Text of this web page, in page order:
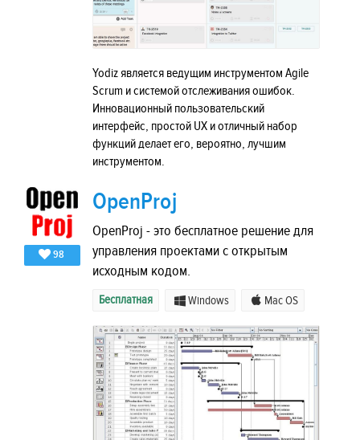
Yodiz является ведущим инструментом Agile
Scrum и системой отслеживания ошибок.
Инновационный пользовательский
интерфейс, простой UX и отличный набор
функций делает его, вероятно, лучшим
инструментом.
98
OpenProj
OpenProj - это бесплатное решение для
управления проектами с открытым
исходным кодом.
Бесплатная Windows Mac OS